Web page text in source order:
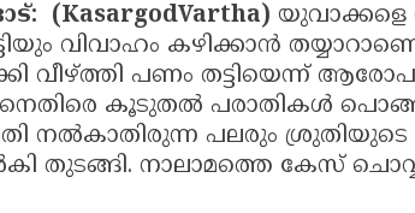
(KasargodVartha) യുവാക്കളെ
വിവാഹം കഴിക്കാൻ
വീഴ്ത്തി പണം തട്ടിയെന്ന്
കൂടുതൽ പരാതികൾ
നൽകാതിരുന്ന പലരും
തുടങ്ങി. നാലാമത്തെ കേസ്